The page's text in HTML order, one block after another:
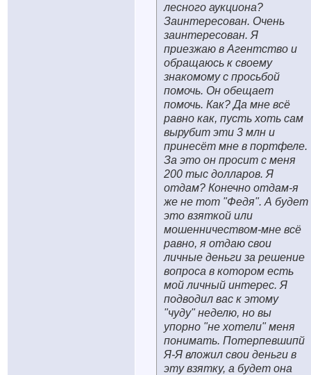
лесного аукциона?
Заинтересован. Очень
заинтересован. Я
приезжаю в Агентство и
обращаюсь к своему
знакомому с просьбой
помочь. Он обещает
помочь. Как? Да мне всё
равно как, пусть хоть сам
вырубит эти 3 млн и
принесёт мне в портфеле.
За это он просит с меня
200 тыс долларов. Я
отдам? Конечно отдам-я
же не тот "Федя". А будет
это взяткой или
мошенничеством-мне всё
равно, я отдаю свои
личные деньги за решение
вопроса в котором есть
мой личный интерес. Я
подводил вас к этому
"чуду" неделю, но вы
упорно "не хотели" меня
понимать. Потерпевшипй
Я-Я вложил свои деньги в
эту взятку, а будет она